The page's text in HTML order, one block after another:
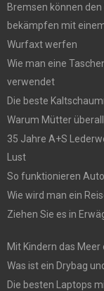
Bremsen können
bekämpfen mit
Wurfaxt werfen
Wie man eine
verwendet
Die beste
Warum Mütter
35 Jahre A+S
Lust
So funktionieren
Wie wird man ein
Ziehen Sie es in
Mit Kindern das
Was ist ein Drybag
Die besten Laptops